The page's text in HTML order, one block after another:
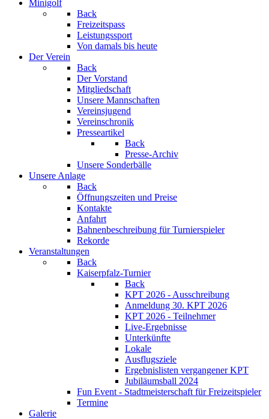
Minigolf
Back
Freizeitspass
Leistungssport
Von damals bis heute
Der Verein
Back
Der Vorstand
Mitgliedschaft
Unsere Mannschaften
Vereinsjugend
Vereinschronik
Presseartikel
Back
Presse-Archiv
Unsere Sonderbälle
Unsere Anlage
Back
Öffnungszeiten und Preise
Kontakte
Anfahrt
Bahnenbeschreibung für Turnierspieler
Rekorde
Veranstaltungen
Back
Kaiserpfalz-Turnier
Back
KPT 2026 - Ausschreibung
Anmeldung 30. KPT 2026
KPT 2026 - Teilnehmer
Live-Ergebnisse
Unterkünfte
Lokale
Ausflugsziele
Ergebnislisten vergangener KPT
Jubiläumsball 2024
Fun Event - Stadtmeisterschaft für Freizeitspieler
Termine
Galerie